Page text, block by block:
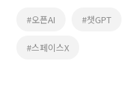
#오픈AI #챗GPT
#스페이스X